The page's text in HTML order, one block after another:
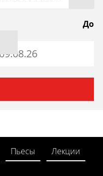
До
Пьесы Лекции